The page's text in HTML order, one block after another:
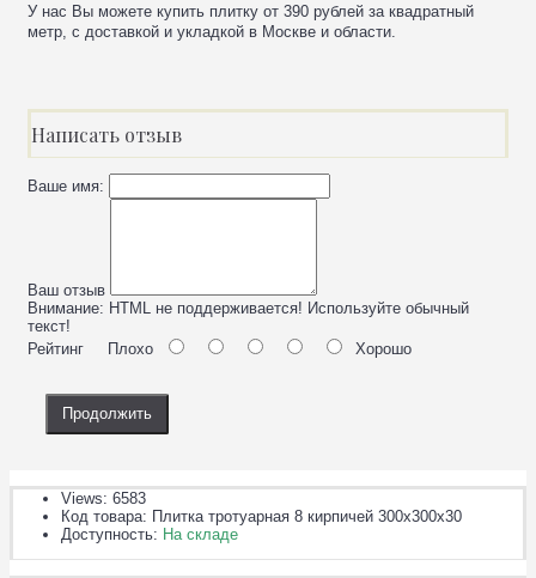
У нас Вы можете купить плитку от 390 рублей за квадратный
метр, с доставкой и укладкой в Москве и области.
Написать отзыв
Ваше имя:
Ваш отзыв
Внимание: HTML не поддерживается! Используйте обычный
текст!
Рейтинг Плохо Хорошо
Продолжить
Views: 6583
Код товара: Плитка тротуарная 8 кирпичей 300х300х30
Доступность: На складе